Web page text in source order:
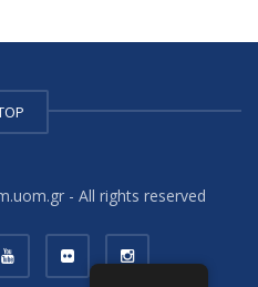
- All rights reserved